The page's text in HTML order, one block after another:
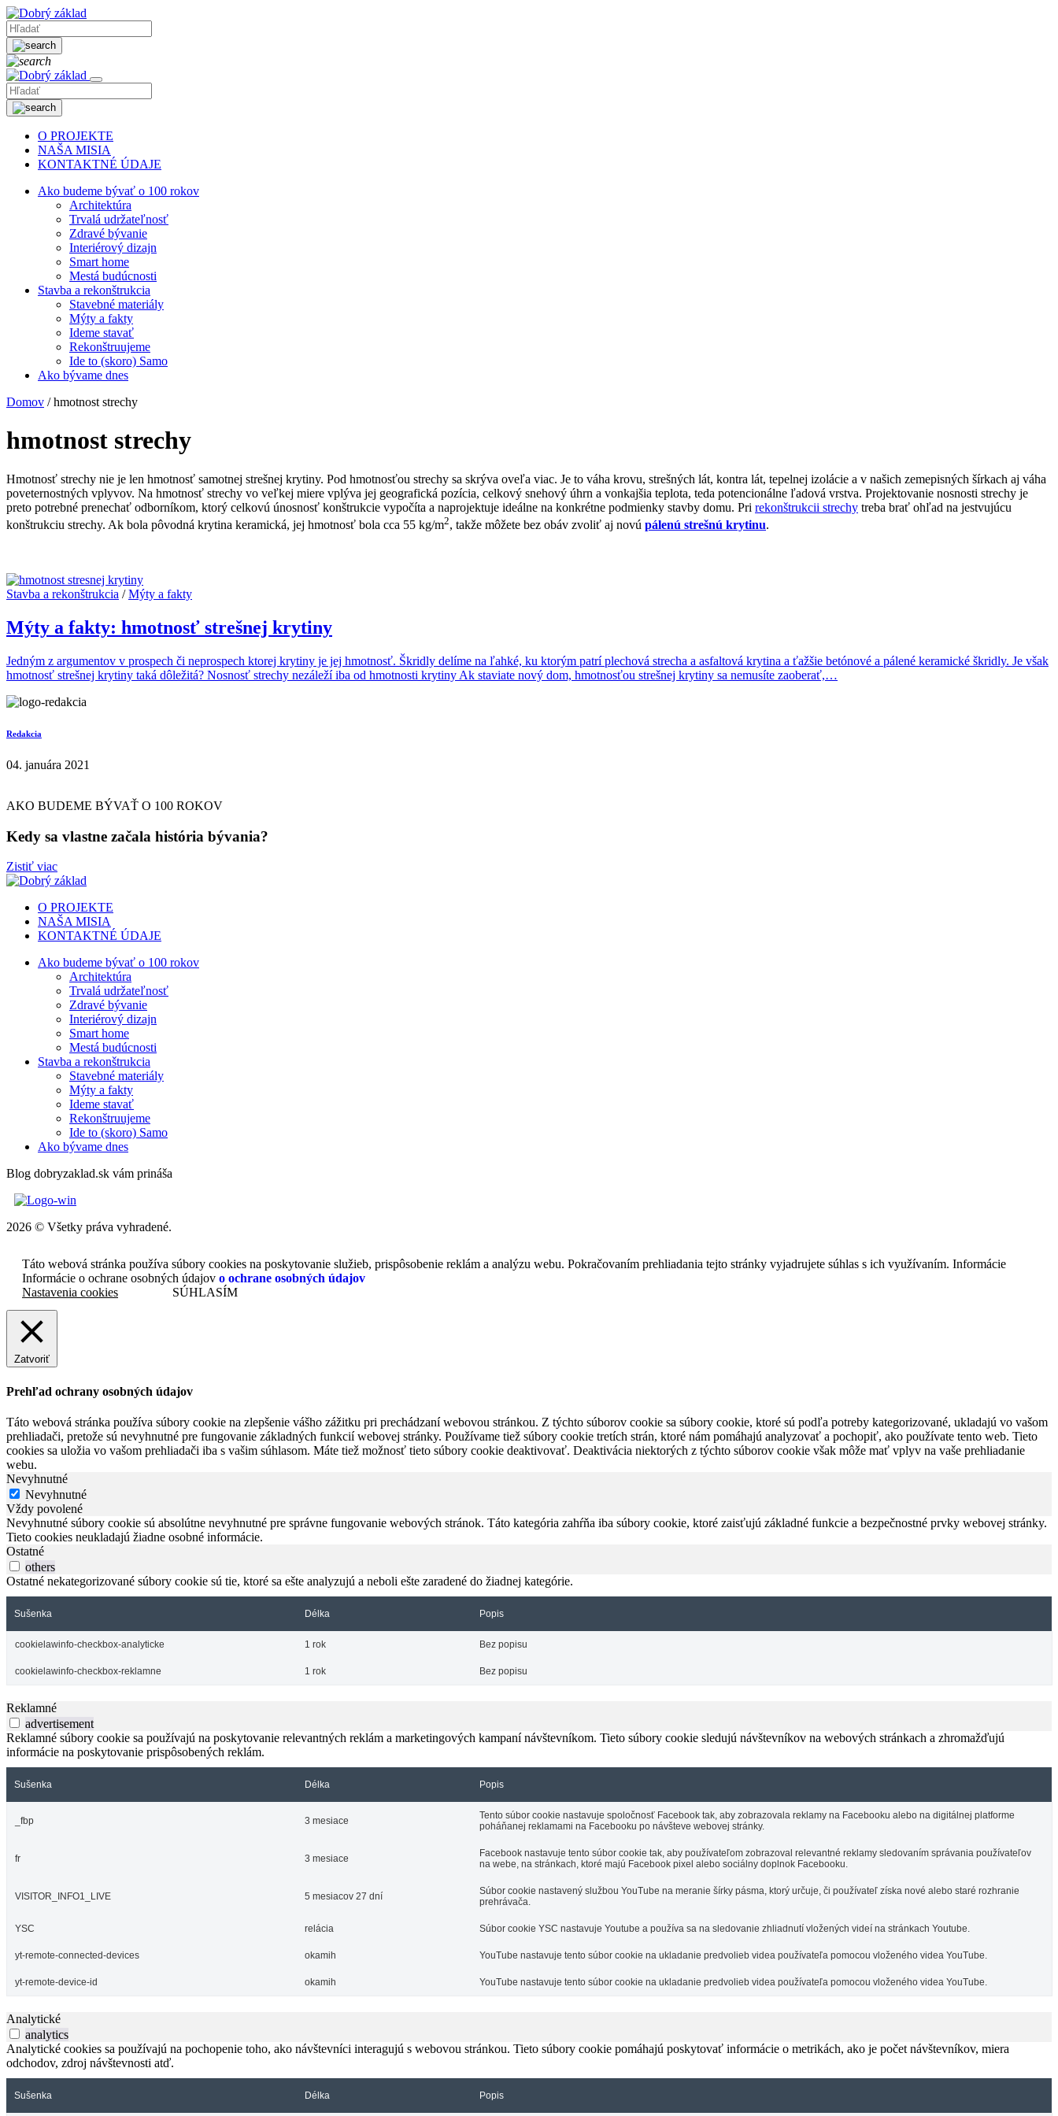
O PROJEKTE
NAŠA MISIA
KONTAKTNÉ ÚDAJE
Ako budeme bývať o 100 rokov
Architektúra
Trvalá udržateľnosť
Zdravé bývanie
Interiérový dizajn
Smart home
Mestá budúcnosti
Stavba a rekonštrukcia
Stavebné materiály
Mýty a fakty
Ideme stavať
Rekonštruujeme
Ide to (skoro) Samo
Ako bývame dnes
Domov /hmotnost strechy
hmotnost strechy
Hmotnosť strechy nie je len hmotnosť samotnej strešnej krytiny. Pod hmotnosťou strechy sa skrýva oveľa viac. Je to váha krovu, strešných lát, kontra lát, tepelnej izolácie a v našich zemepisných šírkach aj váha
poveternostných vplyvov. Na hmotnosť strechy vo veľkej miere vplýva jej geografická pozícia, celkový snehový úhrn a vonkajšia teplota, teda potencionálne ľadová vrstva. Projektovanie nosnosti strechy je
preto potrebné prenechať odborníkom, ktorý celkovú únosnosť konštrukcie vypočíta a naprojektuje ideálne na konkrétne podmienky stavby domu. Pri rekonštrukcii strechy treba brať ohľad na jestvujúcu
konštrukciu strechy. Ak bola pôvodná krytina keramická, jej hmotnosť bola cca 55 kg/m2, takže môžete bez obáv zvoliť aj novú pálenú strešnú krytinu.
Stavba a rekonštrukcia /Mýty a fakty
Mýty a fakty: hmotnosť strešnej krytiny
Jedným z argumentov v prospech či neprospech ktorej krytiny je jej hmotnosť. Škridly delíme na ľahké, ku ktorým patrí plechová strecha a asfaltová krytina a ťažšie betónové a pálené keramické škridly. Je však
hmotnosť strešnej krytiny taká dôležitá? Nosnosť strechy nezáleží iba od hmotnosti krytiny Ak staviate nový dom, hmotnosťou strešnej krytiny sa nemusíte zaoberať,…
Redakcia
04. januára 2021
AKO BUDEME BÝVAŤ O 100 ROKOV
Kedy sa vlastne začala história bývania?
Zistiť viac
O PROJEKTE
NAŠA MISIA
KONTAKTNÉ ÚDAJE
Ako budeme bývať o 100 rokov
Architektúra
Trvalá udržateľnosť
Zdravé bývanie
Interiérový dizajn
Smart home
Mestá budúcnosti
Stavba a rekonštrukcia
Stavebné materiály
Mýty a fakty
Ideme stavať
Rekonštruujeme
Ide to (skoro) Samo
Ako bývame dnes
Blog dobryzaklad.sk vám prináša
2026 © Všetky práva vyhradené.
Táto webová stránka používa súbory cookies na poskytovanie služieb, prispôsobenie reklám a analýzu webu. Pokračovaním prehliadania tejto stránky vyjadrujete súhlas s ich využívaním. Informácie
Informácie o ochrane osobných údajov o ochrane osobných údajov
Nastavenia cookies
SÚHLASÍM
Zatvoriť
Prehľad ochrany osobných údajov
Táto webová stránka používa súbory cookie na zlepšenie vášho zážitku pri prechádzaní webovou stránkou. Z týchto súborov cookie sa súbory cookie, ktoré sú podľa potreby kategorizované, ukladajú vo vašom
prehliadači, pretože sú nevyhnutné pre fungovanie základných funkcií webovej stránky. Používame tiež súbory cookie tretích strán, ktoré nám pomáhajú analyzovať a pochopiť, ako používate tento web. Tieto
cookies sa uložia vo vašom prehliadači iba s vašim súhlasom. Máte tiež možnosť tieto súbory cookie deaktivovať. Deaktivácia niektorých z týchto súborov cookie však môže mať vplyv na vaše prehliadanie
webu.
Nevyhnutné
Nevyhnutné
Vždy povolené
Nevyhnutné súbory cookie sú absolútne nevyhnutné pre správne fungovanie webových stránok. Táto kategória zahŕňa iba súbory cookie, ktoré zaisťujú základné funkcie a bezpečnostné prvky webovej stránky.
Tieto cookies neukladajú žiadne osobné informácie.
Ostatné
others
Ostatné nekategorizované súbory cookie sú tie, ktoré sa ešte analyzujú a neboli ešte zaradené do žiadnej kategórie.
Sušenka Délka Popis
cookielawinfo-checkbox-analyticke 1 rok Bez popisu
cookielawinfo-checkbox-reklamne 1 rok Bez popisu
Reklamné
advertisement
Reklamné súbory cookie sa používajú na poskytovanie relevantných reklám a marketingových kampaní návštevníkom. Tieto súbory cookie sledujú návštevníkov na webových stránkach a zhromažďujú
informácie na poskytovanie prispôsobených reklám.
Sušenka Délka Popis
_fbp 3 mesiace
Tento súbor cookie nastavuje spoločnosť Facebook tak, aby zobrazovala reklamy na Facebooku alebo na digitálnej platforme
poháňanej reklamami na Facebooku po návšteve webovej stránky.
fr 3 mesiace
Facebook nastavuje tento súbor cookie tak, aby používateľom zobrazoval relevantné reklamy sledovaním správania používateľov
na webe, na stránkach, ktoré majú Facebook pixel alebo sociálny doplnok Facebooku.
VISITOR_INFO1_LIVE 5 mesiacov 27 dní
Súbor cookie nastavený službou YouTube na meranie šírky pásma, ktorý určuje, či používateľ získa nové alebo staré rozhranie
prehrávača.
YSC relácia Súbor cookie YSC nastavuje Youtube a používa sa na sledovanie zhliadnutí vložených videí na stránkach Youtube.
yt-remote-connected-devices okamih YouTube nastavuje tento súbor cookie na ukladanie predvolieb videa používateľa pomocou vloženého videa YouTube.
yt-remote-device-id okamih YouTube nastavuje tento súbor cookie na ukladanie predvolieb videa používateľa pomocou vloženého videa YouTube.
Analytické
analytics
Analytické cookies sa používajú na pochopenie toho, ako návštevníci interagujú s webovou stránkou. Tieto súbory cookie pomáhajú poskytovať informácie o metrikách, ako je počet návštevníkov, miera
odchodov, zdroj návštevnosti atď.
Sušenka Délka Popis